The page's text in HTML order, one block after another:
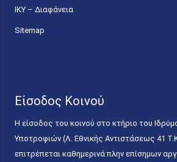
ΙΚΥ – Διαφάνεια
Sitemap
Είσοδος Κοινού
Η είσοδος του κοινού στο κτήριο του
Υποτροφιών (Λ. Εθνικής Αντιστάσεως 41
επιτρέπεται καθημερινά πλην επίσημων